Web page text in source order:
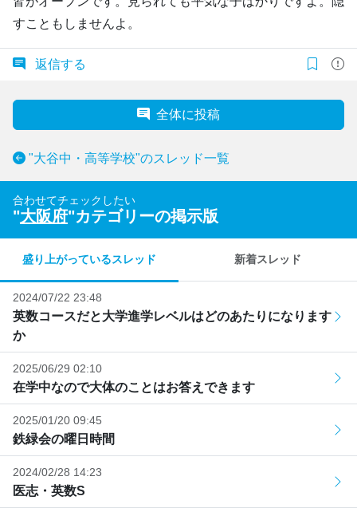
すこともしませんよ。
返信する
全体に投稿
"大谷中・高等学校"のスレッド一覧
合わせてチェックしたい
"大阪府"カテゴリーの掲示版
盛り上がっているスレッド 新着スレッド
2024/07/22 23:48
英数コースだと大学進学レベルはどのあたりになります
か
2025/06/29 02:10
在学中なので大体のことはお答えできます
2025/01/20 09:45
鉄緑会の曜日時間
2024/02/28 14:23
医志・英数S